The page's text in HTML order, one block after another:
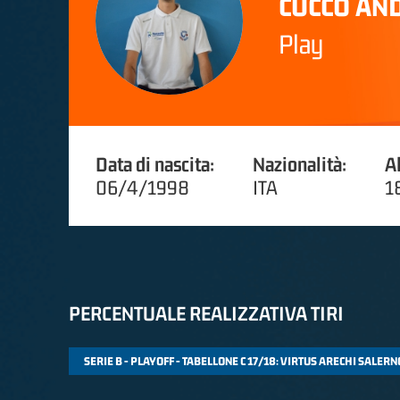
CUCCO
Play
Data di nascita:
06/4/1998
Nazionalità:
ITA
PERCENTUALE REALIZZATIVA TIRI